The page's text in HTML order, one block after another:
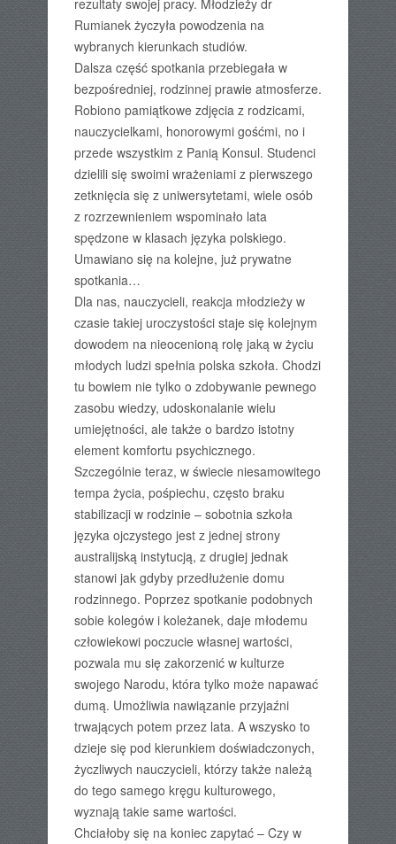
rezultaty swojej pracy. Młodzieży dr
Rumianek życzyła powodzenia na
wybranych kierunkach studiów.
Dalsza część spotkania przebiegała w
bezpośredniej, rodzinnej prawie atmosferze.
Robiono pamiątkowe zdjęcia z rodzicami,
nauczycielkami, honorowymi gośćmi, no i
przede wszystkim z Panią Konsul. Studenci
dzielili się swoimi wrażeniami z pierwszego
zetknięcia się z uniwersytetami, wiele osób
z rozrzewnieniem wspominało lata
spędzone w klasach języka polskiego.
Umawiano się na kolejne, już prywatne
spotkania…
Dla nas, nauczycieli, reakcja młodzieży w
czasie takiej uroczystości staje się kolejnym
dowodem na nieocenioną rolę jaką w życiu
młodych ludzi spełnia polska szkoła. Chodzi
tu bowiem nie tylko o zdobywanie pewnego
zasobu wiedzy, udoskonalanie wielu
umiejętności, ale także o bardzo istotny
element komfortu psychicznego.
Szczególnie teraz, w świecie niesamowitego
tempa życia, pośpiechu, często braku
stabilizacji w rodzinie – sobotnia szkoła
języka ojczystego jest z jednej strony
australijską instytucją, z drugiej jednak
stanowi jak gdyby przedłużenie domu
rodzinnego. Poprzez spotkanie podobnych
sobie kolegów i koleżanek, daje młodemu
człowiekowi poczucie własnej wartości,
pozwala mu się zakorzenić w kulturze
swojego Narodu, która tylko może napawać
dumą. Umożliwia nawiązanie przyjaźni
trwających potem przez lata. A wszysko to
dzieje się pod kierunkiem doświadczonych,
życzliwych nauczycieli, którzy także należą
do tego samego kręgu kulturowego,
wyznają takie same wartości.
Chciałoby się na koniec zapytać – Czy w